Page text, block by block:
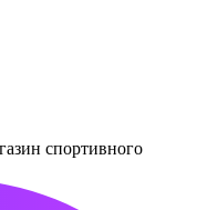
спортивного